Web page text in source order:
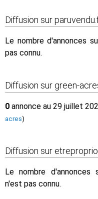
Diffusion sur
Le nombre d'annonces
pas connu.
Diffusion sur green-
0 annonce au 29 juillet
acres)
Diffusion sur
Le nombre d'annonces
n'est pas connu.